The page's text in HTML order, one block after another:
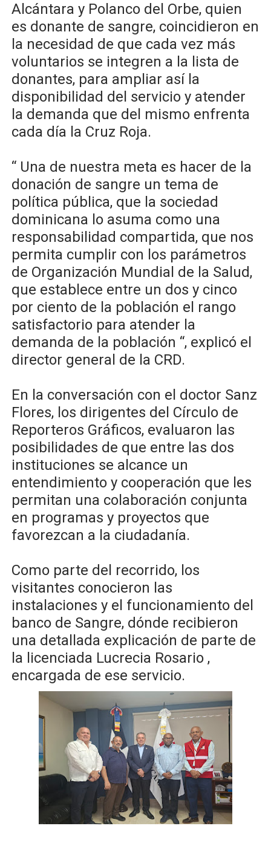
Alcántara y Polanco del Orbe, quien
es donante de sangre, coincidieron en
la necesidad de que cada vez más
voluntarios se integren a la lista de
donantes, para ampliar así la
disponibilidad del servicio y atender
la demanda que del mismo enfrenta
cada día la Cruz Roja.
“ Una de nuestra meta es hacer de la
donación de sangre un tema de
política pública, que la sociedad
dominicana lo asuma como una
responsabilidad compartida, que nos
permita cumplir con los parámetros
de Organización Mundial de la Salud,
que establece entre un dos y cinco
por ciento de la población el rango
satisfactorio para atender la
demanda de la población “, explicó el
director general de la CRD.
En la conversación con el doctor Sanz
Flores, los dirigentes del Círculo de
Reporteros Gráficos, evaluaron las
posibilidades de que entre las dos
instituciones se alcance un
entendimiento y cooperación que les
permitan una colaboración conjunta
en programas y proyectos que
favorezcan a la ciudadanía.
Como parte del recorrido, los
visitantes conocieron las
instalaciones y el funcionamiento del
banco de Sangre, dónde recibieron
una detallada explicación de parte de
la licenciada Lucrecia Rosario ,
encargada de ese servicio.